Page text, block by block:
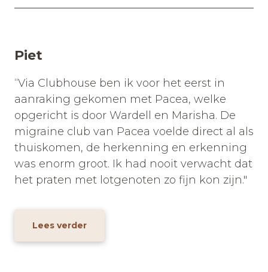
Piet
“Via Clubhouse ben ik voor het eerst in
aanraking gekomen met Pacea, welke
opgericht is door Wardell en Marisha. De
migraine club van Pacea voelde direct al als
thuiskomen, de herkenning en erkenning
was enorm groot. Ik had nooit verwacht dat
het praten met lotgenoten zo fijn kon zijn."
Lees verder